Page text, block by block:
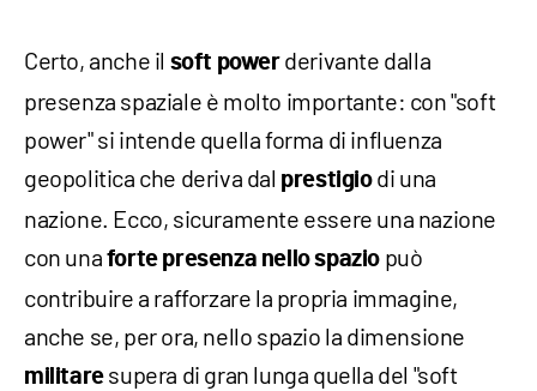
Certo, anche il soft powerderivante dalla
presenza spaziale è molto importante: con "soft
power" si intende quella forma di influenza
geopolitica che deriva dal prestigiodi una
nazione. Ecco, sicuramente essere una nazione
con una forte presenza nello spazio può
contribuire a rafforzare la propria immagine,
anche se, per ora, nello spazio la dimensione
militaresupera di gran lunga quella del "soft